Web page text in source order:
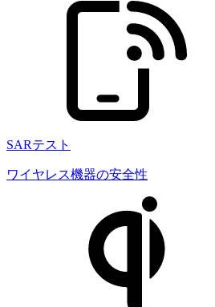
SARテスト
ワイヤレス機器の安全性